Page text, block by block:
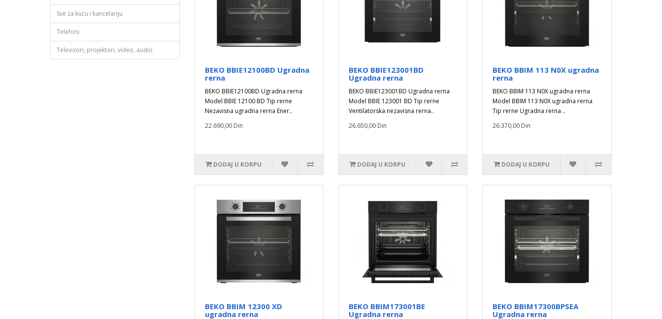
Sve za kuću i kancelariju
Telefoni
Televizori, projektori, video, audio
BEKO BBIE12100BD Ugradna
rerna
BEKO BBIE12100BD Ugradna rerna
Model BBIE 12100 BD Tip rerne
Nezavisna ugradna rerna Ener..
22.690,00 Din
DODAJ U KORPU
BEKO BBIE123001BD
Ugradna rerna
BEKO BBIE123001BD Ugradna rerna
Model BBIE 123001 BD Tip rerne
Ventilatorska nezavisna rerna..
26.650,00 Din
DODAJ U KORPU
BEKO BBIM 113 N0X ugradna
rerna
BEKO BBIM 113 N0X ugradna rerna
Model BBIM 113 N0X ugradna rerna
Tip rerne Ugradna rerna ..
26.370,00 Din
DODAJ U KORPU
BEKO BBIM 12300 XD
ugradna rerna
BEKO BBIM173001BE
Ugradna rerna
BEKO BBIM17300BPSEA
Ugradna rerna